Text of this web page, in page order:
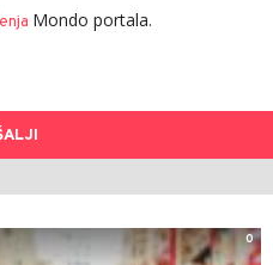
Mondo portala.
0